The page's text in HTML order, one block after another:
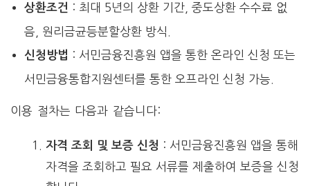
상환조건 : 최대 5년의 상환 기간, 중도상환 수수료 없
음, 원리금균등분할상환 방식.
신청방법 : 서민금융진흥원 앱을 통한 온라인 신청 또는
서민금융통합지원센터를 통한 오프라인 신청 가능.
이용 절차는 다음과 같습니다:
자격 조회 및 보증 신청 : 서민금융진흥원 앱을 통해
자격을 조회하고 필요 서류를 제출하여 보증을 신청